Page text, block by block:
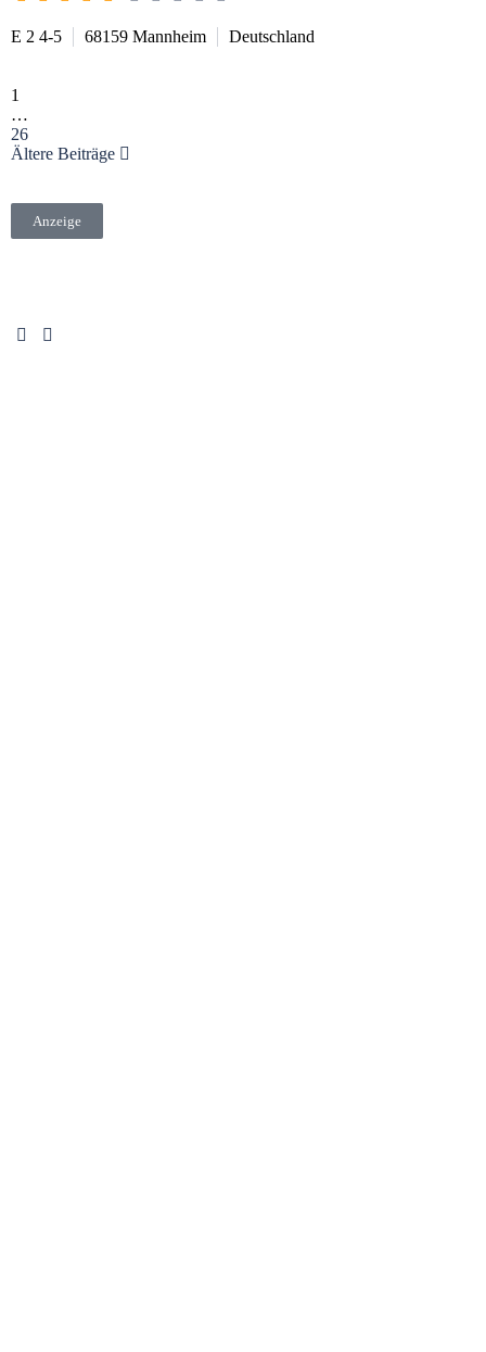
E 2 4-5 68159 Mannheim Deutschland
1
…
26
Ältere Beiträge
Anzeige